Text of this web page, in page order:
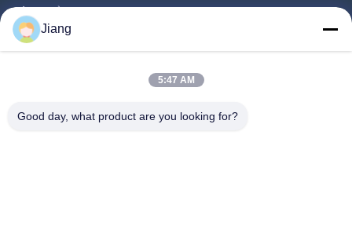
Sản Phẩm
Video
Chuyến Tham Quan Nhà Máy
Jiang
5:47 AM
Good day, what product are you looking for?